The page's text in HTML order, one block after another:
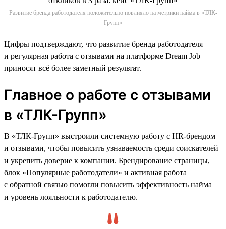
Развитие бренда работодателя положительно повлияло на метрики найма в «ТЛК-
Групп»
Цифры подтверждают, что развитие бренда работодателя
и регулярная работа с отзывами на платформе Dream Job
приносят всё более заметный результат.
Главное о работе с отзывами
в «ТЛК-Групп»
В «ТЛК-Групп» выстроили системную работу с HR-брендом
и отзывами, чтобы повысить узнаваемость среди соискателей
и укрепить доверие к компании. Брендирование страницы,
блок «Популярные работодатели» и активная работа
с обратной связью помогли повысить эффективность найма
и уровень лояльности к работодателю.